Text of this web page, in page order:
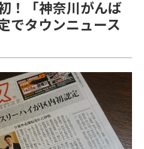
！「神奈川がんば
でタウンニュース